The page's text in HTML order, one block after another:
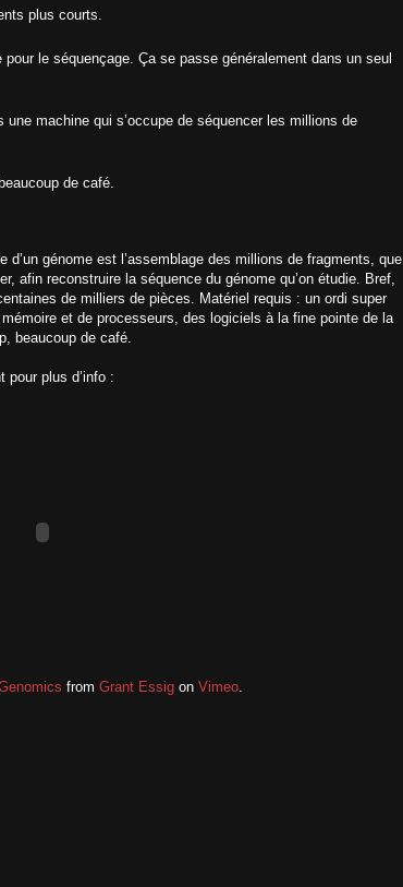
plus courts.
pour le séquençage. Ça se passe généralement dans un seul
une machine qui s’occupe de séquencer les millions de
de café.
d’un génome est l’assemblage des millions de fragments, que
afin reconstruire la séquence du génome qu’on étudie. Bref,
de milliers de pièces. Matériel requis : un ordi super
et de processeurs, des logiciels à la fine pointe de la
beaucoup de café.
pour plus d’info :
from Grant Essig on Vimeo.